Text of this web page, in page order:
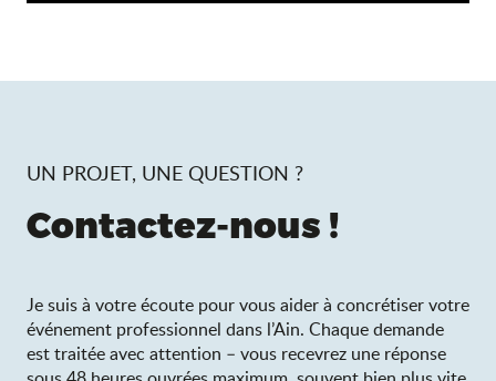
UN PROJET, UNE QUESTION ?
Contactez-nous !
Je suis à votre écoute pour vous aider à concrétiser votre
événement professionnel dans l’Ain. Chaque demande
est traitée avec attention – vous recevrez une réponse